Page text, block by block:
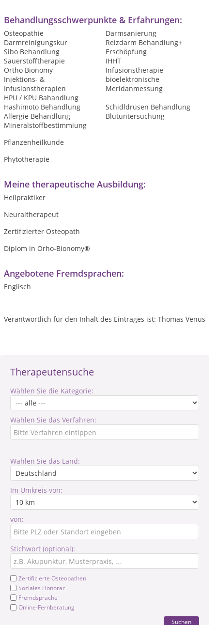
Therapeutensuche
Wählen Sie die Kategorie:
Wählen Sie das Verfahren:
Wählen Sie das Land:
Im Umkreis von:
von:
Stichwort (optional):
Zertifizierte Osteopathen
Soziales Honorar
Fremdsprache
Online-Fernberatung
Suchen
Behandlungsschwerpunkte & Erfahrungen:
Osteopathie
Darmsanierung
Darmreinigungskur
Reizdarm Behandlung+
Sibo Behandlung
Erschöpfung
Sauerstofftherapie
IHHT
Ortho Bionomy
Infusionstherapie
Injektions- &
Infusionstherapien
bioelektronische
Meridanmessung
HPU / KPU Bahandlung
Hashimoto Behandlung
Schidldrüsen Behandlung
Allergie Behandlung
Blutuntersuchung
Mineralstoffbestimmiung
Pflanzenheilkunde
Phytotherapie
Meine therapeutische Ausbildung:
Heilpraktiker
Neuraltherapeut
Zertifizierter Osteopath
Diplom in Orho-Bionomy®
Angebotene Fremdsprachen:
Englisch
Verantwortlich für den Inhalt des Eintrages ist: Thomas Venus